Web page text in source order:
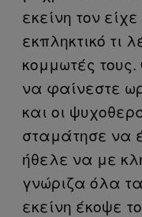
εκείνη τον
εκπληκτικό τι
κομμωτές
να φαίνεστε
και οι
σταμάτησε να
ήθελε να με
γνώριζα όλα
εκείνη έκοψε